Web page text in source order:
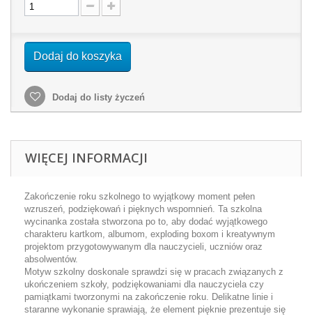
Dodaj do koszyka
Dodaj do listy życzeń
WIĘCEJ INFORMACJI
Zakończenie roku szkolnego to wyjątkowy moment pełen
wzruszeń, podziękowań i pięknych wspomnień. Ta szkolna
wycinanka została stworzona po to, aby dodać wyjątkowego
charakteru kartkom, albumom, exploding boxom i kreatywnym
projektom przygotowywanym dla nauczycieli, uczniów oraz
absolwentów.
Motyw szkolny doskonale sprawdzi się w pracach związanych z
ukończeniem szkoły, podziękowaniami dla nauczyciela czy
pamiątkami tworzonymi na zakończenie roku. Delikatne linie i
staranne wykonanie sprawiają, że element pięknie prezentuje się